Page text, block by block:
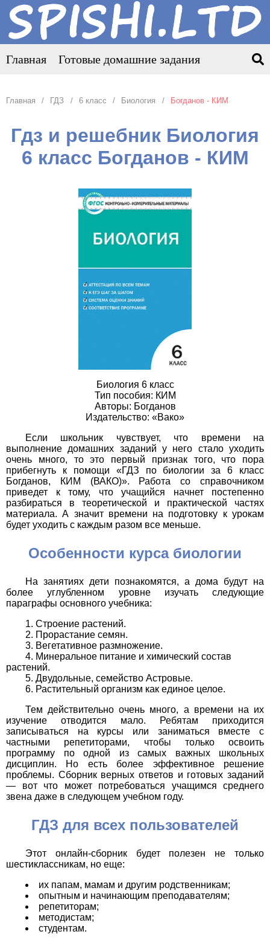
Главная Готовые домашние задания
Главная ГДЗ 6 класс Биология Богданов - КИМ
Гдз и решебник Биология
6 класс Богданов - КИМ
Биология 6 класс
Тип пособия: КИМ
Авторы: Богданов
Издательство: «Вако»
Если школьник чувствует, что времени на
выполнение домашних заданий у него стало уходить
очень много, то это первый признак того, что пора
прибегнуть к помощи «ГДЗ по биологии за 6 класс
Богданов, КИМ (ВАКО)». Работа со справочником
приведет к тому, что учащийся начнет постепенно
разбираться в теоретической и практической частях
материала. А значит времени на подготовку к урокам
будет уходить с каждым разом все меньше.
Особенности курса биологии
На занятиях дети познакомятся, а дома будут на
более углубленном уровне изучать следующие
параграфы основного учебника:
Строение растений.
Прорастание семян.
Вегетативное размножение.
Минеральное питание и химический состав
растений.
Двудольные, семейство Астровые.
Растительный организм как единое целое.
Тем действительно очень много, а времени на их
изучение отводится мало. Ребятам приходится
записываться на курсы или заниматься вместе с
частными репетиторами, чтобы только освоить
программу по одной из самых важных школьных
дисциплин. Но есть более эффективное решение
проблемы. Сборник верных ответов и готовых заданий
— вот что может потребоваться учащимся среднего
звена даже в следующем учебном году.
ГДЗ для всех пользователей
Этот онлайн-сборник будет полезен не только
шестиклассникам, но еще:
их папам, мамам и другим родственникам;
опытным и начинающим преподавателям;
репетиторам;
методистам;
студентам.